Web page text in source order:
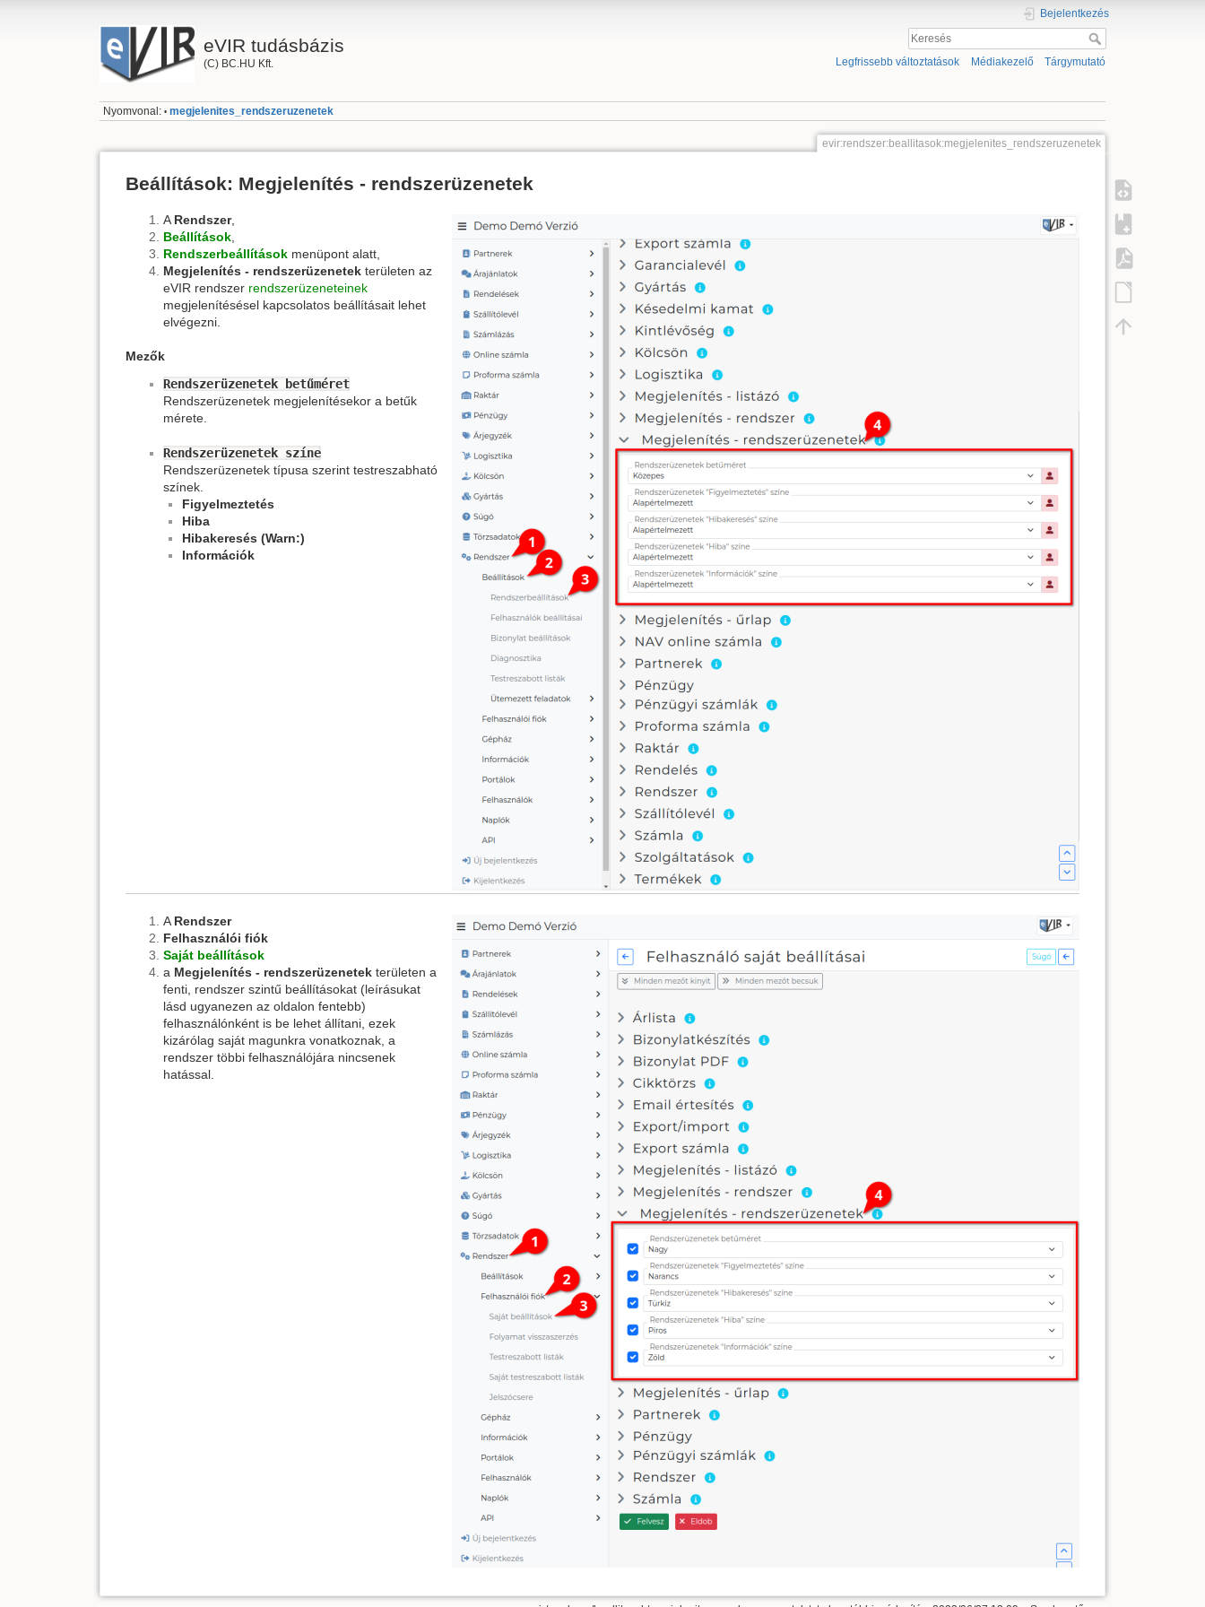
eVIR tudásbázis
(C) BC.HU Kft.
Bejelentkezés
Legfrissebb változtatások Médiakezelő Tárgymutató
Nyomvonal: • megjelenites_rendszeruzenetek
evir:rendszer:beallitasok:megjelenites_rendszeruzenetek
Beállítások: Megjelenítés - rendszerüzenetek
ARendszer,
Beállítások,
Rendszerbeállítások menüpont alatt,
Megjelenítés - rendszerüzenetek területen az
eVIR rendszer rendszerüzeneteinek
megjelenítésésel kapcsolatos beállításait lehet
elvégezni.
Mezők
Rendszerüzenetek betűméret
Rendszerüzenetek megjelenítésekor a betűk
mérete.
Rendszerüzenetek színe
Rendszerüzenetek típusa szerint testreszabható
színek.
Figyelmeztetés
Hiba
Hibakeresés (Warn:)
Információk
A Rendszer
Felhasználói fiók
Saját beállítások
a Megjelenítés - rendszerüzenetek területen a
fenti, rendszer szintű beállításokat (leírásukat
lásd ugyanezen az oldalon fentebb)
felhasználónként is be lehet állítani, ezek
kizárólag saját magunkra vonatkoznak, a
rendszer többi felhasználójára nincsenek
hatással.